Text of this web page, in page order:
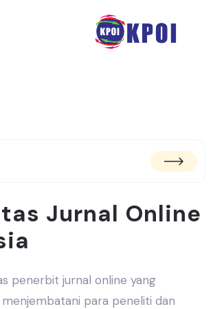
Jurnal Online
penerbit jurnal online yang
para peneliti dan